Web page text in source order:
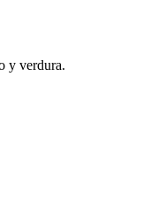
y verdura.